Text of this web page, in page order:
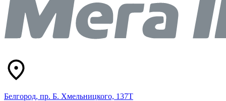
Белгород, пр. Б. Хмельницкого, 137Т